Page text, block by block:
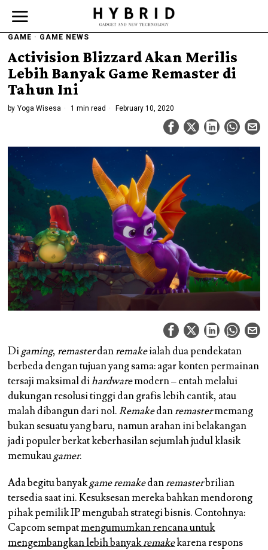
GAME · GAME NEWS
Activision Blizzard Akan Merilis
Lebih Banyak Game Remaster di
Tahun Ini
by Yoga Wisesa 1 min read February 10, 2020
Digaming,remasterdanremakeialah dua pendekatan
berbeda dengan tujuan yang sama: agar konten permainan
tersaji maksimal dihardwaremodern – entah melalui
dukungan resolusi tinggi dan grafis lebih cantik, atau
malah dibangun dari nol.Remakedanremastermemang
bukan sesuatu yang baru, namun arahan ini belakangan
jadi populer berkat keberhasilan sejumlah judul klasik
memukaugamer.
Ada begitu banyakgame remakedanremasterbrilian
tersedia saat ini. Kesuksesan mereka bahkan mendorong
pihak pemilik IP mengubah strategi bisnis. Contohnya:
Capcom sempatmengumumkan rencana untuk
mengembangkan lebih banyakremakekarena respons